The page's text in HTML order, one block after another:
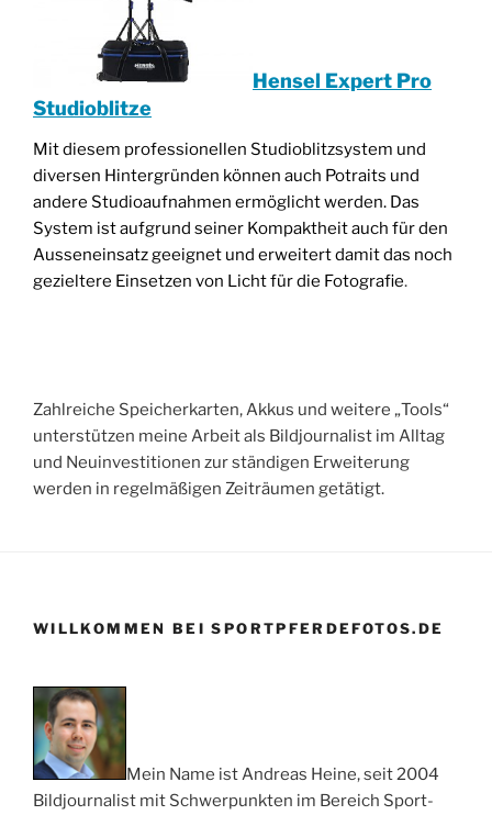
Hensel Expert Pro
Studioblitze
Mit diesem professionellen Studioblitzsystem und
diversen Hintergründen können auch Potraits und
andere Studioaufnahmen ermöglicht werden. Das
System ist aufgrund seiner Kompaktheit auch für den
Ausseneinsatz geeignet und erweitert damit das noch
gezieltere Einsetzen von Licht für die Fotografie.
Zahlreiche Speicherkarten, Akkus und weitere „Tools“
unterstützen meine Arbeit als Bildjournalist im Alltag
und Neuinvestitionen zur ständigen Erweiterung
werden in regelmäßigen Zeiträumen getätigt.
WILLKOMMEN BEI SPORTPFERDEFOTOS.DE
Mein Name ist Andreas Heine, seit 2004
Bildjournalist mit Schwerpunkten im Bereich Sport-